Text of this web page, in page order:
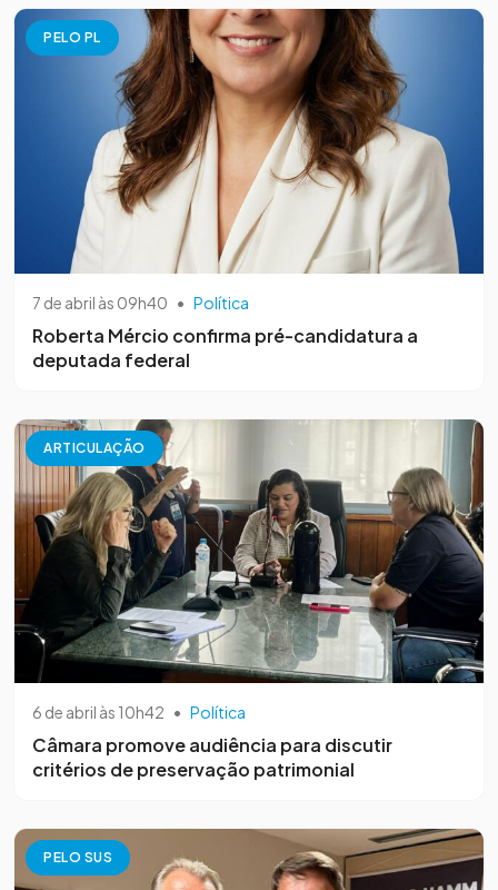
PELO PL
7 de abril às 09h40 • Política
Roberta Mércio confirma pré-candidatura a
deputada federal
ARTICULAÇÃO
6 de abril às 10h42 • Política
Câmara promove audiência para discutir
critérios de preservação patrimonial
PELO SUS